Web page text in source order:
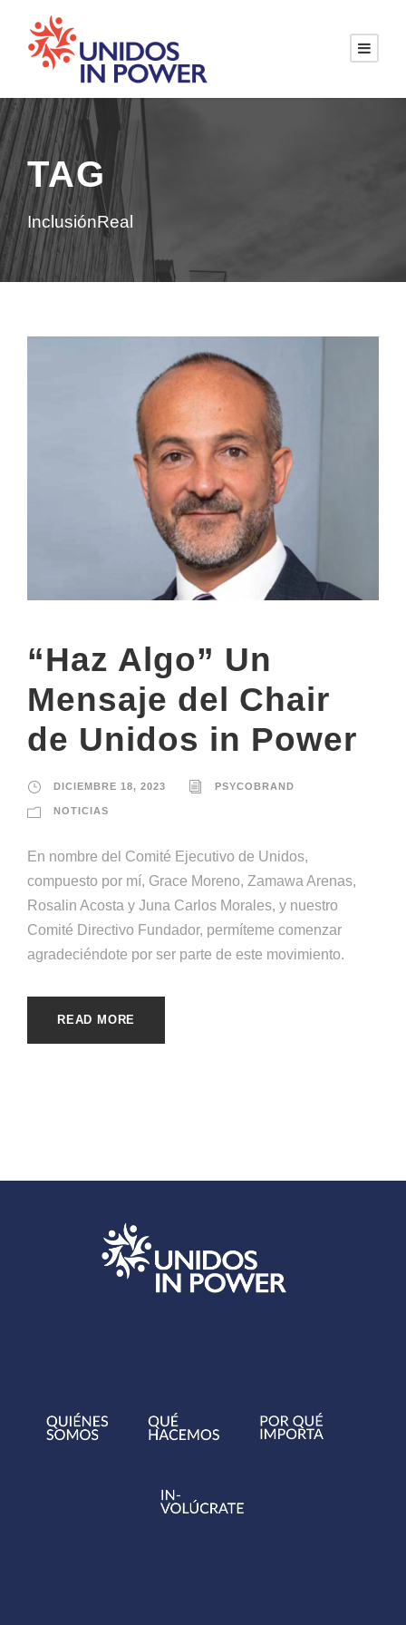
TAG
InclusiónReal
“Haz Algo” Un
Mensaje del Chair
de Unidos in Power
DICIEMBRE 18, 2023 PSYCOBRAND
NOTICIAS
En nombre del Comité Ejecutivo de Unidos,
compuesto por mí, Grace Moreno, Zamawa Arenas,
Rosalin Acosta y Juna Carlos Morales, y nuestro
Comité Directivo Fundador, permíteme comenzar
agradeciéndote por ser parte de este movimiento.
READ MORE